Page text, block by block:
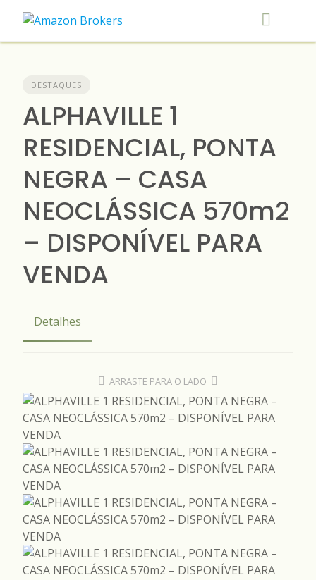
content
DESTAQUES
ALPHAVILLE 1
RESIDENCIAL, PONTA
NEGRA – CASA
NEOCLÁSSICA 570m2
– DISPONÍVEL PARA
VENDA
Detalhes
ARRASTE PARA O LADO